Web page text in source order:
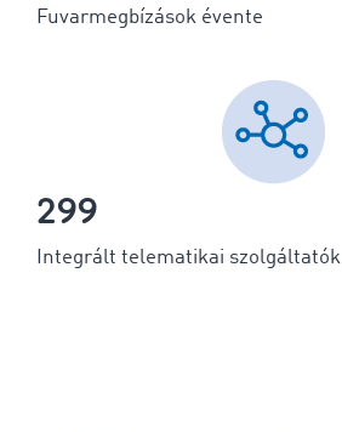
Fuvarmegbízások évente
299
Integrált telematikai szolgáltatók